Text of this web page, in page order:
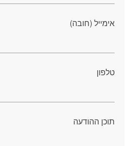
אימייל (חובה)
טלפון
תוכן ההודעה